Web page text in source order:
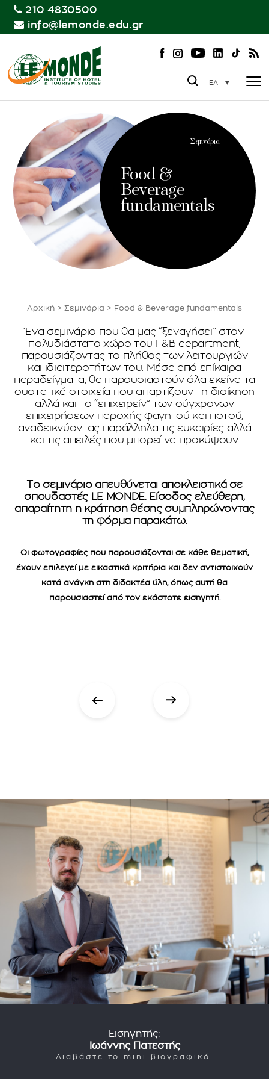
210 4830500
info@lemonde.edu.gr
ΕΛ
Σεμινάρια
Food &
Beverage
fundamentals
Αρχική > Σεμινάρια > Food & Beverage fundamentals
Ένα σεμινάριο που θα μας “ξεναγήσει” στον
πολυδιάστατο χώρο του F&B department,
παρουσιάζοντας το πλήθος των λειτουργιών
και ιδιαιτεροτήτων του. Μέσα από επίκαιρα
παραδείγματα, θα παρουσιαστούν όλα εκείνα τα
συστατικά στοιχεία που απαρτίζουν τη διοίκηση
αλλά και το “επιχειρείν” των σύγχρονων
επιχειρήσεων παροχής φαγητού και ποτού,
αναδεικνύοντας παράλληλα τις ευκαιρίες αλλά
και τις απειλές που μπορεί να προκύψουν.
Το σεμινάριο απευθύνεται αποκλειστικά σε
σπουδαστές LE MONDE. Είσοδος ελεύθερη,
απαραίτητη η κράτηση θέσης συμπληρώνοντας
τη φόρμα παρακάτω.
Οι φωτογραφίες που παρουσιάζονται σε κάθε θεματική,
έχουν επιλεγεί με εικαστικά κριτήρια και δεν αντιστοιχούν
κατά ανάγκη στη διδακτέα ύλη, όπως αυτή θα
παρουσιαστεί από τον εκάστοτε εισηγητή.
Εισηγητής:
Ιωάννης Πατεστής
Διαβάστε το mini βιογραφικό: